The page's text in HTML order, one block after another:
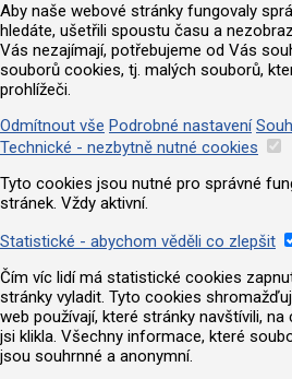
Aby naše webové stránky fungovaly
hledáte, ušetřili spoustu času a
Vás nezajímají, potřebujeme od Vás
souborů cookies, tj. malých souborů,
prohlížeči.
Odmítnout vše Podrobné nastavení
Technické - nezbytně nutné cookies
Tyto cookies jsou nutné pro správné
stránek. Vždy aktivní.
Statistické - abychom věděli co zlepšit
Čím víc lidí má statistické cookies
stránky vyladit. Tyto cookies
web používají, které stránky navštívili,
jsi klikla. Všechny informace, které
jsou souhrnné a anonymní.